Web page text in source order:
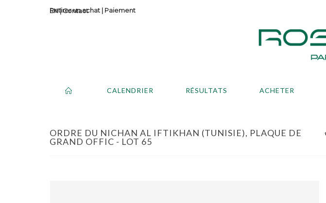
Contact
Retirer un achat | Paiement
CALENDRIER RÉSULTATS ACHETER
ORDRE DU NICHAN AL IFTIKHAN (TUNISIE), PLAQUE DE
GRAND OFFIC - LOT 65